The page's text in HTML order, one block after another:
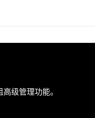
级管理功能。